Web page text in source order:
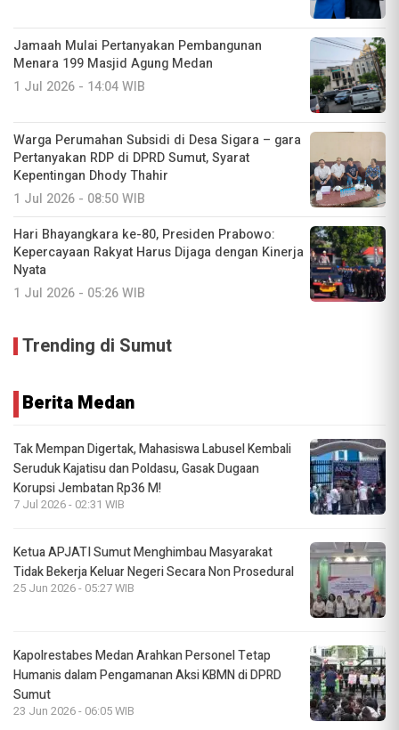
Jamaah Mulai Pertanyakan Pembangunan
Menara 199 Masjid Agung Medan
1 Jul 2026 - 14:04 WIB
Warga Perumahan Subsidi di Desa Sigara – gara
Pertanyakan RDP di DPRD Sumut, Syarat
Kepentingan Dhody Thahir
1 Jul 2026 - 08:50 WIB
Hari Bhayangkara ke-80, Presiden Prabowo:
Kepercayaan Rakyat Harus Dijaga dengan Kinerja
Nyata
1 Jul 2026 - 05:26 WIB
Trending di Sumut
Berita Medan
Tak Mempan Digertak, Mahasiswa Labusel Kembali
Seruduk Kajatisu dan Poldasu, Gasak Dugaan
Korupsi Jembatan Rp36 M!
7 Jul 2026 - 02:31 WIB
Ketua APJATI Sumut Menghimbau Masyarakat
Tidak Bekerja Keluar Negeri Secara Non Prosedural
25 Jun 2026 - 05:27 WIB
Kapolrestabes Medan Arahkan Personel Tetap
Humanis dalam Pengamanan Aksi KBMN di DPRD
Sumut
23 Jun 2026 - 06:05 WIB